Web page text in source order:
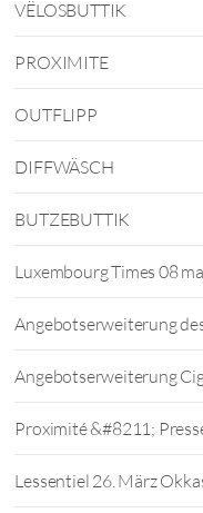
VËLOSBUTTIK
PROXIMITE
OUTFLIPP
DIFFWÄSCH
BUTZEBUTTIK
Luxembourg Times 08
Angebotserweiterung
Angebotserweiterung
Proximité &#8211;
Lessentiel 26. März